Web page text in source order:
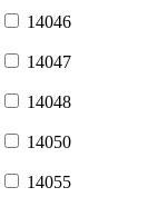
14046
14047
14048
14050
14055